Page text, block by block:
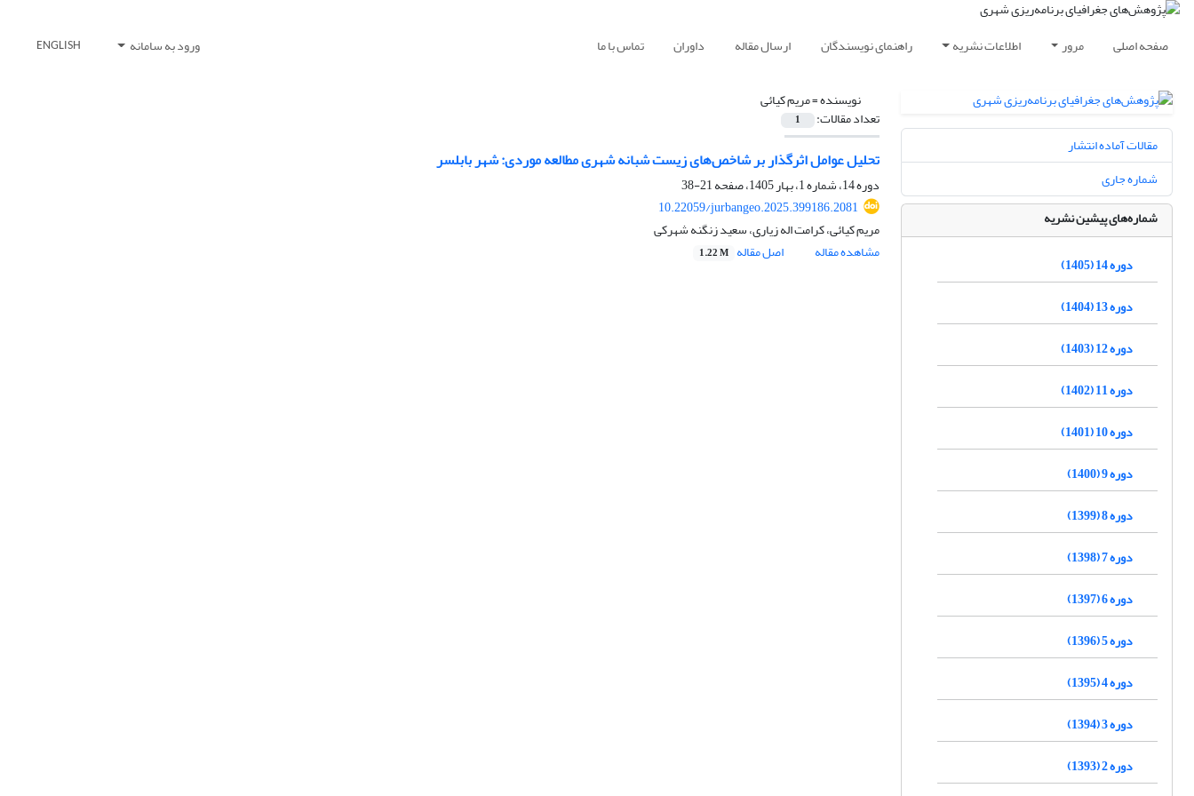
صفحه اصلی مرور اطلاعات نشریه راهنمای نویسندگان ارسال مقاله داوران تماس با ما ورود به سامانه ENGLISH
نویسنده =مریم کیائی
تعداد مقالات: 1
تحلیل عوامل اثرگذار بر شاخص‌های زیست شبانه شهری مطالعه موردی: شهر بابلسر
دوره 14، شماره 1، بهار 1405، صفحه
21-38
10.22059/jurbangeo.2025.399186.2081
مریم کیائی، کرامت اله زیاری، سعید زنگنه شهرکی
مشاهده مقاله
اصل مقاله 1.22 M
مقالات آماده انتشار
شماره جاری
شماره‌های پیشین نشریه
دوره 14 (1405)
دوره 13 (1404)
دوره 12 (1403)
دوره 11 (1402)
دوره 10 (1401)
دوره 9 (1400)
دوره 8 (1399)
دوره 7 (1398)
دوره 6 (1397)
دوره 5 (1396)
دوره 4 (1395)
دوره 3 (1394)
دوره 2 (1393)